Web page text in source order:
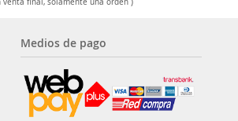
Medios de pago